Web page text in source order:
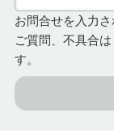
お問合せを入力
ご質問、不具合
す。